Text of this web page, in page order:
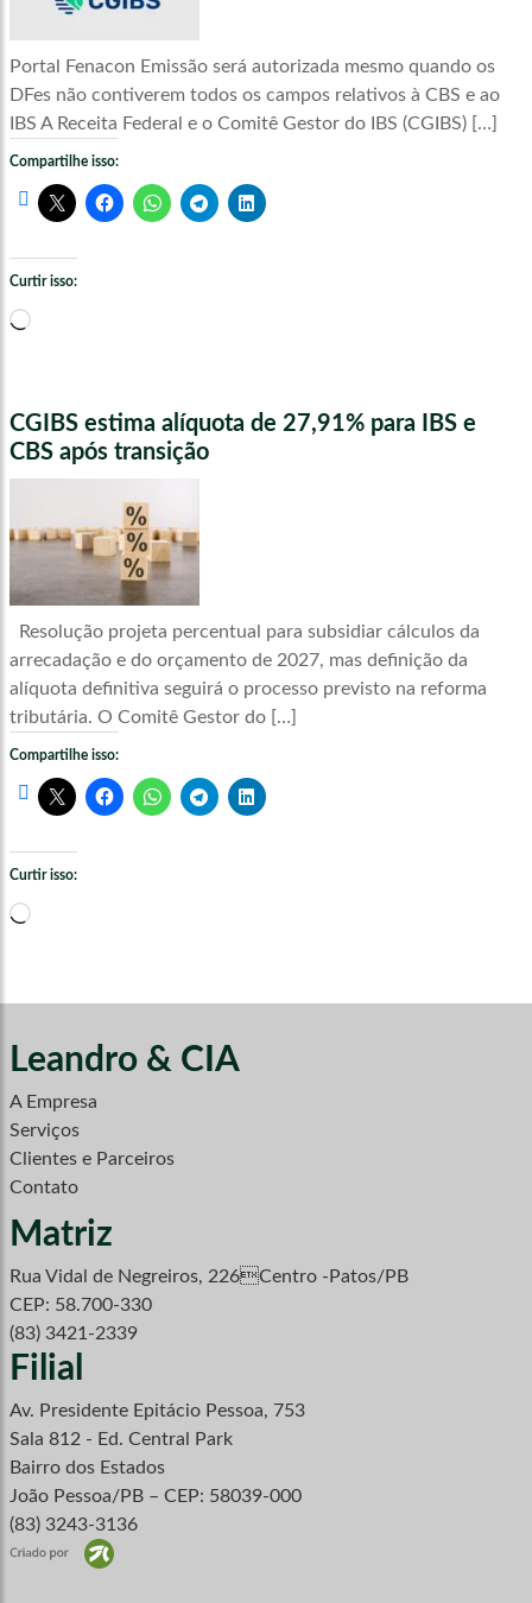
Portal Fenacon Emissão será autorizada mesmo quando os
DFes não contiverem todos os campos relativos à CBS e ao
IBS A Receita Federal e o Comitê Gestor do IBS (CGIBS) […]
Compartilhe isso:
Curtir isso:
Carregando...
CGIBS estima alíquota de 27,91% para IBS e
CBS após transição
Resolução projeta percentual para subsidiar cálculos da
arrecadação e do orçamento de 2027, mas definição da
alíquota definitiva seguirá o processo previsto na reforma
tributária. O Comitê Gestor do […]
Compartilhe isso:
Curtir isso:
Carregando...
Leandro & CIA
A Empresa
Serviços
Clientes e Parceiros
Contato
Matriz
Rua Vidal de Negreiros, 226Centro -Patos/PB
CEP: 58.700-330
(83) 3421-2339
Filial
Av. Presidente Epitácio Pessoa, 753
Sala 812 - Ed. Central Park
Bairro dos Estados
João Pessoa/PB – CEP: 58039-000
(83) 3243-3136